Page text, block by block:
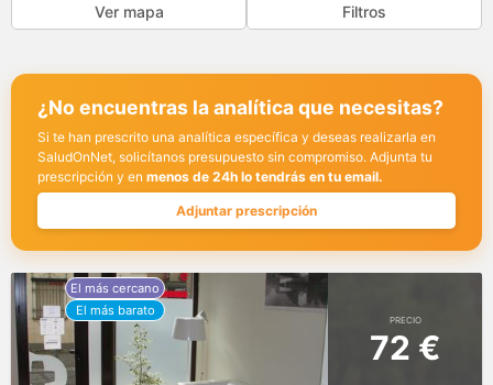
Ver mapa Filtros
¿No encuentras la analítica que necesitas?
Si te han prescrito una analítica específica y deseas realizarla en
SaludOnNet, solicítanos presupuesto sin compromiso. Adjunta tu
prescripción y en menos de 24h lo tendrás en tu email.
Adjuntar prescripción
PRECIO
72 €